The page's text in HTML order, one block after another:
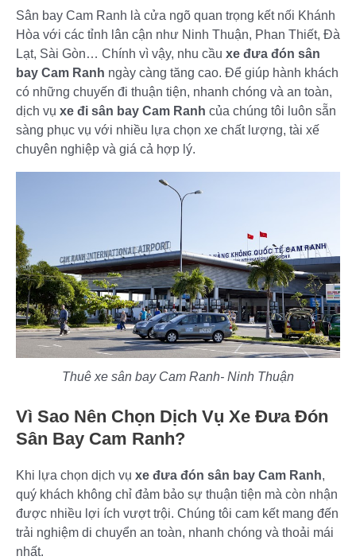
Sân bay Cam Ranh là cửa ngõ quan trọng kết nối Khánh
Hòa với các tỉnh lân cận như Ninh Thuận, Phan Thiết, Đà
Lạt, Sài Gòn… Chính vì vậy, nhu cầu xe đưa đón sân
bay Cam Ranh ngày càng tăng cao. Để giúp hành khách
có những chuyến đi thuận tiện, nhanh chóng và an toàn,
dịch vụ xe đi sân bay Cam Ranh của chúng tôi luôn sẵn
sàng phục vụ với nhiều lựa chọn xe chất lượng, tài xế
chuyên nghiệp và giá cả hợp lý.
Thuê xe sân bay Cam Ranh- Ninh Thuận
Vì Sao Nên Chọn Dịch Vụ Xe Đưa Đón
Sân Bay Cam Ranh?
Khi lựa chọn dịch vụ xe đưa đón sân bay Cam Ranh,
quý khách không chỉ đảm bảo sự thuận tiện mà còn nhận
được nhiều lợi ích vượt trội. Chúng tôi cam kết mang đến
trải nghiệm di chuyển an toàn, nhanh chóng và thoải mái
nhất.